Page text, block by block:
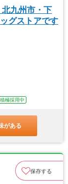
九州市・下
グストアです
積極採用中
がある
保存する